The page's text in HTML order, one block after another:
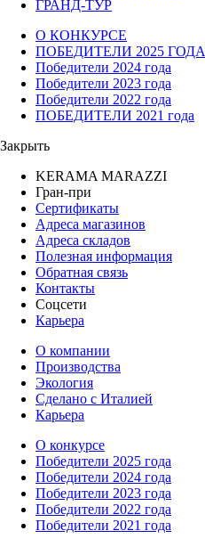
ГРАНД-ТУР
О КОНКУРСЕ
ПОБЕДИТЕЛИ 2025 ГОДА
Победители 2024 года
Победители 2023 года
Победители 2022 года
ПОБЕДИТЕЛИ 2021 года
Закрыть
KERAMA MARAZZI
Гран-при
Сертификаты
Адреса магазинов
Адреса складов
Полезная информация
Обратная связь
Контакты
Соцсети
Карьера
О компании
Производства
Экология
Сделано с Италией
Карьера
О конкурсе
Победители 2025 года
Победители 2024 года
Победители 2023 года
Победители 2022 года
Победители 2021 года